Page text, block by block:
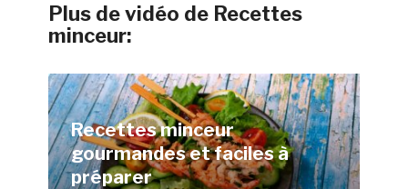
Plus de vidéo de Recettes
minceur:
Recettes minceur
gourmandes et faciles à
préparer